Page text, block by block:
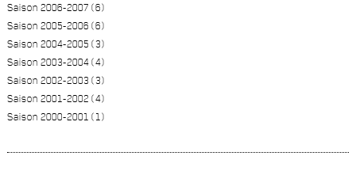
Saison 2006-2007 (6)
Saison 2005-2006 (6)
Saison 2004-2005 (3)
Saison 2003-2004 (4)
Saison 2002-2003 (3)
Saison 2001-2002 (4)
Saison 2000-2001 (1)